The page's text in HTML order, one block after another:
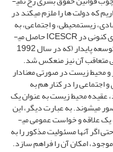
که دولت ها را ملزم می­کند در
‌زیست­محیطی، و اجتماعی، به
وظایف خود عمل کنند. این مهم، با دستورالعمل­های کنونی در ICESCR حاصل می­
شود؛ همچنان که سیاست­های بین­المللی در مورد توسعه پایدار (که در سال 1992
متعاقب آن نیز منعکس شد.
و محیط زیست در صورتی معنادار
را در کنار هم به
عقیده محیط زیست به عنوان یک
می­شوند. به عبارت دیگر، این
امر باعث ارتقاء محیط زیست جهانی و تبدیل آن به یک علاقه و خواست عمومی می­
اگر آنها مسئولیت مذکور را به
امکان آن را فراهم سازد.